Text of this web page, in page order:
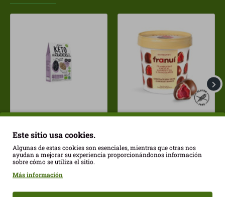
Crackers Keto Xia 60gr Joice Foods ECO Frambuesas bañadas de chocolates con leche Franui 150gr Sin Gluten
Este sitio usa cookies.
Algunas de estas cookies son esenciales, mientras que otras nos
ayudan a mejorar su experiencia proporcionándonos información
sobre cómo se utiliza el sitio.
Más información